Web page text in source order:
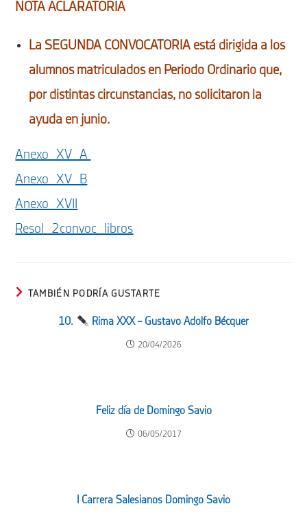
NOTA ACLARATORIA
La SEGUNDA CONVOCATORIA está dirigida a los
alumnos matriculados en Periodo Ordinario que,
por distintas circunstancias, no solicitaron la
ayuda en junio.
Anexo_XV_A
Anexo_XV_B
Anexo_XVII
Resol_2convoc_libros
TAMBIÉN PODRÍA GUSTARTE
10. Rima XXX – Gustavo Adolfo Bécquer
20/04/2026
Feliz día de Domingo Savio
06/05/2017
I Carrera Salesianos Domingo Savio